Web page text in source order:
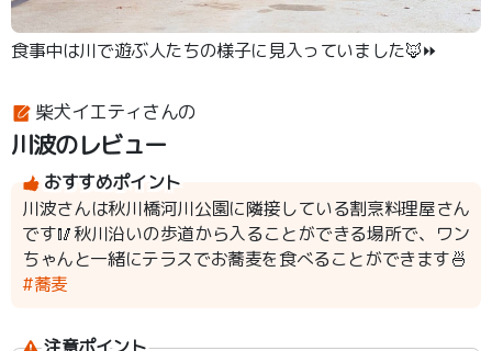
食事中は川で遊ぶ人たちの様子に見入っていました🦊⏩️
柴犬イエティさんの
川波のレビュー
おすすめポイント
川波さんは秋川橋河川公園に隣接している割烹料理屋さん
です🥢秋川沿いの歩道から入ることができる場所で、ワン
ちゃんと一緒にテラスでお蕎麦を食べることができます🍜
#蕎麦